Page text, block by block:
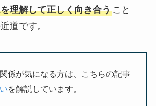
理解して正しく向き合うこと
道です。
係が気になる方は、こちらの記事
を解説しています。